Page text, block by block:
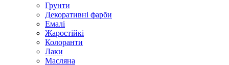
Грунти
Декоративні фарби
Емалі
Жаростійкі
Колоранти
Лаки
Масляна